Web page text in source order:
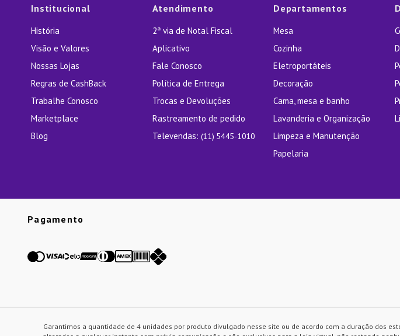
Institucional
História
Visão e Valores
Nossas Lojas
Regras de CashBack
Trabalhe Conosco
Marketplace
Blog
Atendimento
2ª via de Notal Fiscal
Aplicativo
Fale Conosco
Política de Entrega
Trocas e Devoluções
Rastreamento de pedido
Televendas: (11) 5445-1010
Departamentos
Mesa
Cozinha
Eletroportáteis
Decoração
Cama, mesa e banho
Lavanderia e Organização
Limpeza e Manutenção
Papelaria
Pagamento
Garantimos a quantidade de 4 unidades por produto divulgado nesse site ou de acordo com a duração dos